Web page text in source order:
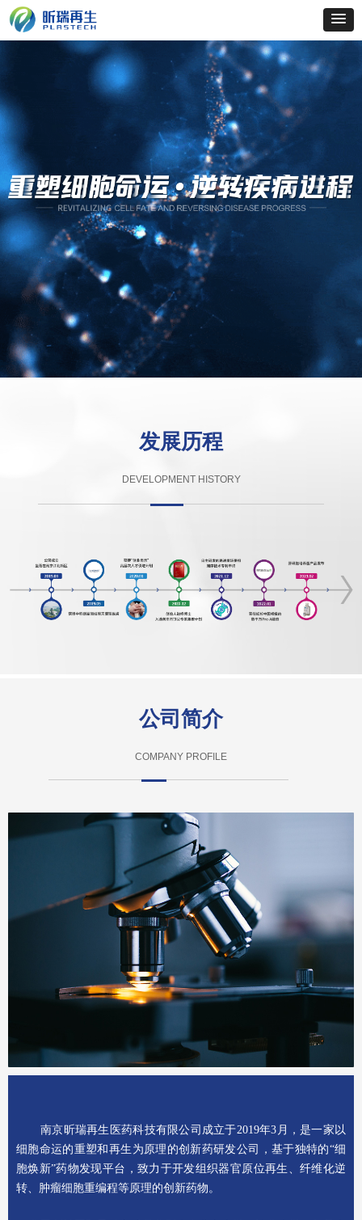
发展历程
DEVELOPMENT HISTORY
公司简介
COMPANY PROFILE
南京昕瑞再生医药科技有限公司成立于2019年3月，是一家以
细胞命运的重塑和再生为原理的创新药研发公司，基于独特的“细
胞焕新”药物发现平台，致力于开发组织器官原位再生、纤维化逆
转、肿瘤细胞重编程等原理的创新药物。